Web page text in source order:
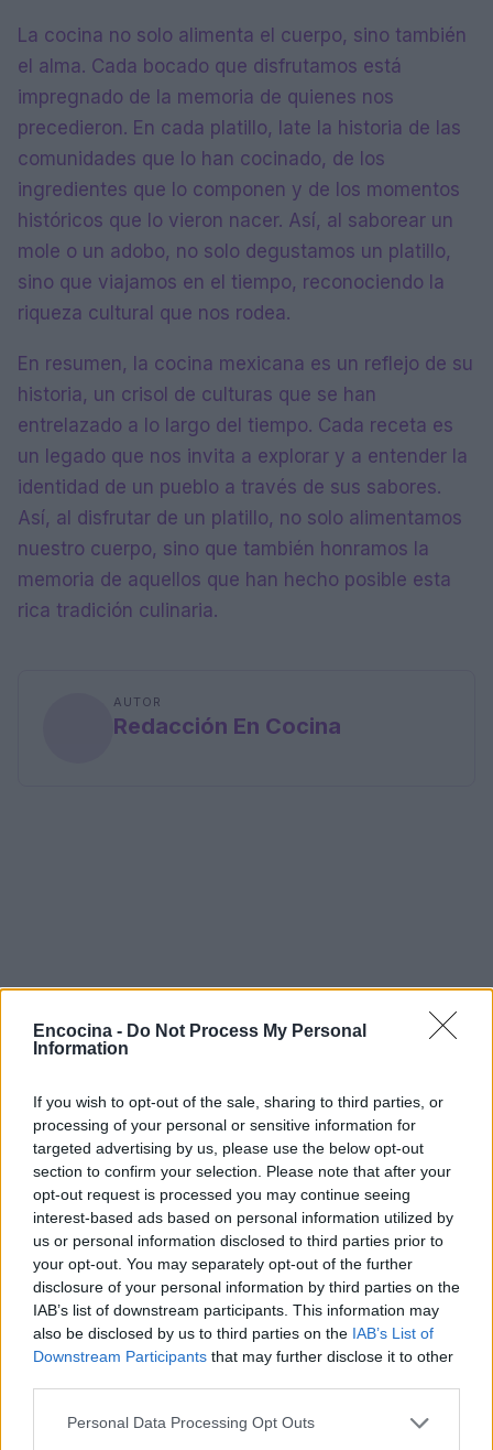
Encocina - Do Not Process My Personal
Information
If you wish to opt-out of the sale, sharing to third parties, or
processing of your personal or sensitive information for
targeted advertising by us, please use the below opt-out
section to confirm your selection. Please note that after your
opt-out request is processed you may continue seeing
interest-based ads based on personal information utilized by
us or personal information disclosed to third parties prior to
your opt-out. You may separately opt-out of the further
disclosure of your personal information by third parties on the
IAB’s list of downstream participants. This information may
also be disclosed by us to third parties on the IAB’s List of
Downstream Participants that may further disclose it to other
Please note that this website/app uses one or more Google
Personal Data Processing Opt Outs
La cocina no solo alimenta el cuerpo, sino también
el alma. Cada bocado que disfrutamos está
impregnado de la memoria de quienes nos
precedieron. En cada platillo, late la historia de las
comunidades que lo han cocinado, de los
ingredientes que lo componen y de los momentos
históricos que lo vieron nacer. Así, al saborear un
mole o un adobo, no solo degustamos un platillo,
sino que viajamos en el tiempo, reconociendo la
riqueza cultural que nos rodea.
En resumen, la cocina mexicana es un reflejo de su
historia, un crisol de culturas que se han
entrelazado a lo largo del tiempo. Cada receta es
un legado que nos invita a explorar y a entender la
identidad de un pueblo a través de sus sabores.
Así, al disfrutar de un platillo, no solo alimentamos
nuestro cuerpo, sino que también honramos la
memoria de aquellos que han hecho posible esta
rica tradición culinaria.
AUTOR
Redacción En Cocina
Sigue leyendo
RECETAS